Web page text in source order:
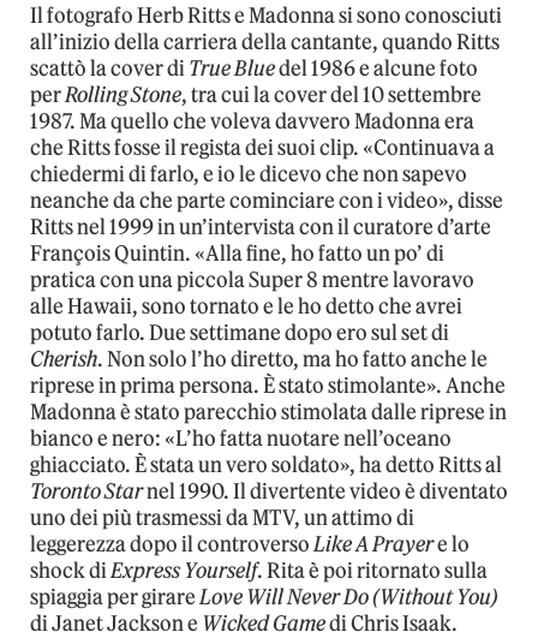
Il fotografo Herb Ritts e Madonna si sono conosciuti
all’inizio della carriera della cantante, quando Ritts
scattò la cover diTrue Bluedel 1986 e alcune foto
perRolling Stone, tra cui la cover del 10 settembre
1987. Ma quello che voleva davvero Madonna era
che Ritts fosse il regista dei suoi clip. «Continuava a
chiedermi di farlo, e io le dicevo che non sapevo
neanche da che parte cominciare con i video», disse
Ritts nel 1999 in un’intervista con il curatore d’arte
François Quintin. «Alla fine, ho fatto un po’ di
pratica con una piccola Super 8 mentre lavoravo
alle Hawaii, sono tornato e le ho detto che avrei
potuto farlo. Due settimane dopo ero sul set di
Cherish. Non solo l’ho diretto, ma ho fatto anche le
riprese in prima persona. È stato stimolante». Anche
Madonna è stato parecchio stimolata dalle riprese in
bianco e nero: «L’ho fatta nuotare nell’oceano
ghiacciato. È stata un vero soldato», ha detto Ritts al
Toronto Starnel 1990. Il divertente video è diventato
uno dei più trasmessi da MTV, un attimo di
leggerezza dopo il controversoLike A Prayere lo
shock diExpress Yourself. Rita è poi ritornato sulla
spiaggia per girareLove Will Never Do (Without You)
di Janet Jackson e Wicked Gamedi Chris Isaak.